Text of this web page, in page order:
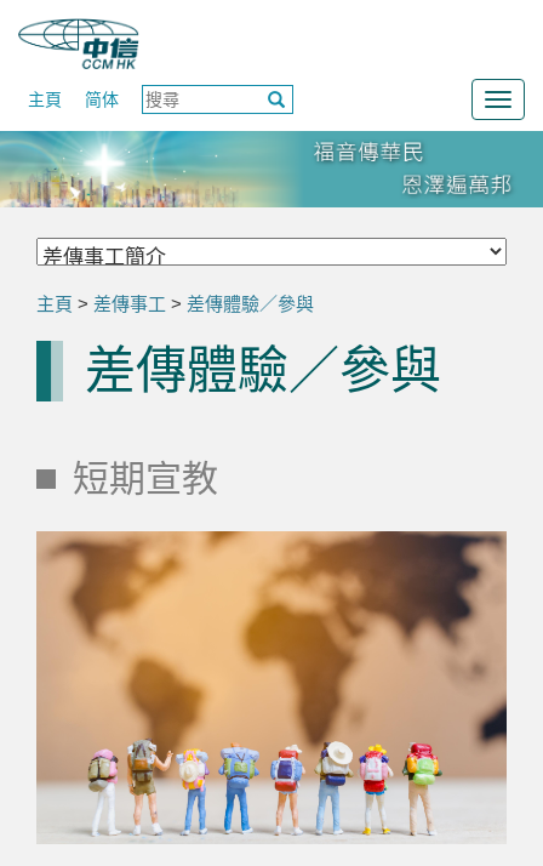
主頁 简体
主頁 > 差傳事工 > 差傳體驗／參與
差傳體驗／參與
短期宣教